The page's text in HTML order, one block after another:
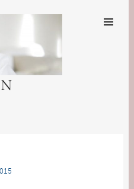
CONTENU
PRINCIPAL